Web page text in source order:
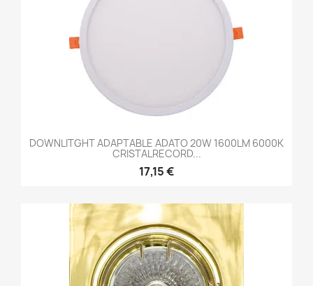
DOWNLITGHT ADAPTABLE ADATO 20W 1600LM 6000K
CRISTALRECORD...
17,15 €